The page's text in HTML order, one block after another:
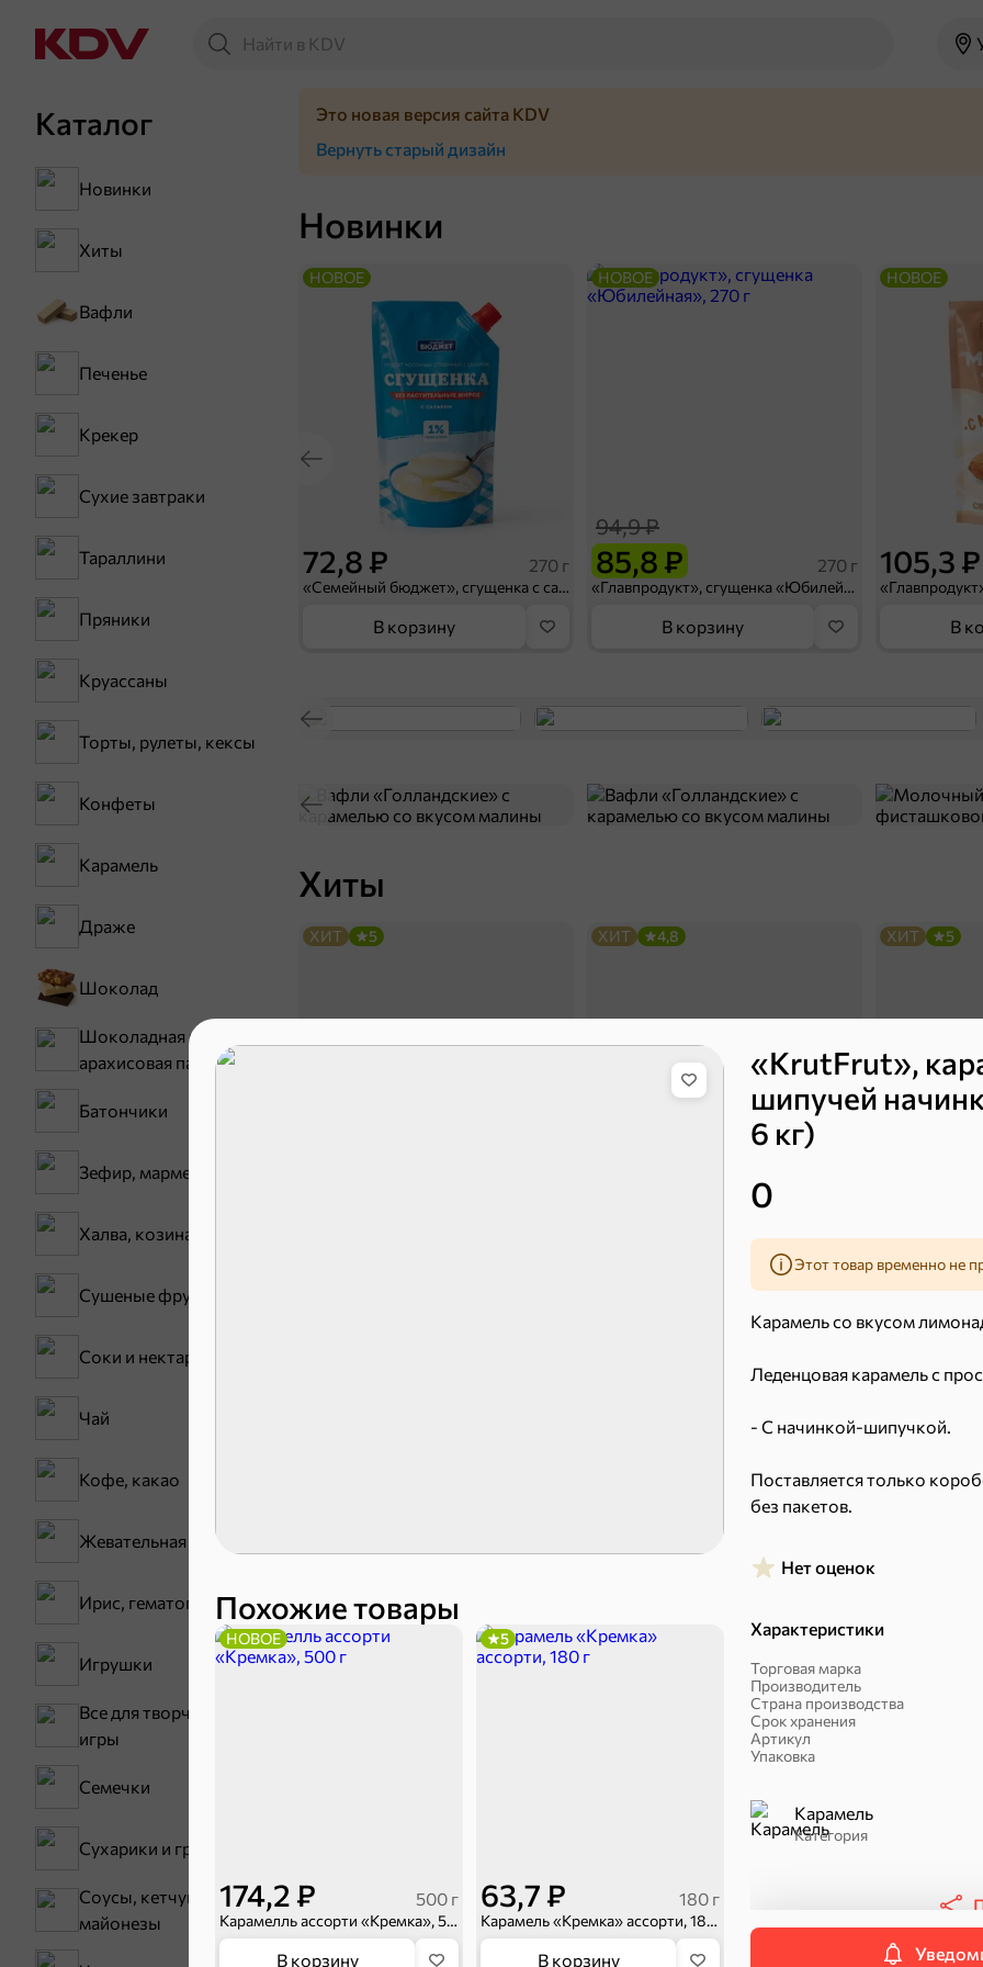
Похожие товары
174,2 ₽ 500 г
Карамелль ассорти «Кремка», 500 г
НОВОЕ
В корзину
63,7 ₽ 180 г
Карамель «Кремка» ассорти, 180 г
5
В корзину
«KrutFrut»,
шипучей
6 кг)
0
Этот товар временно не
Карамель со вкусом
Леденцовая карамель с
- С начинкой-шипучкой.
Поставляется только
без пакетов.
Нет оценок
Характеристики
Торговая марка
Производитель
Страна производства
Срок хранения
Артикул
Упаковка
Карамель
Категория
Каталог
Новинки
Хиты
Вафли
Печенье
Крекер
Сухие завтраки
Тараллини
Пряники
Круассаны
Торты, рулеты, кексы
Конфеты
Карамель
Драже
Шоколад
Шоколадная и
арахисовая паста
Батончики
Зефир, мармелад
Халва, козинаки
Сушеные фрукты
Соки и нектары
Чай
Кофе, какао
Жевательная резинка
Ирис, гематоген
Игрушки
Все для творчества,
игры
Семечки
Сухарики и гренки
Соусы, кетчупы,
майонезы
Новинки
72,8 ₽ 270 г
«Семейный бюджет», сгущенка с сахаром 1%, 270 г
НОВОЕ
В корзину
94,9 ₽
85,8 ₽ 270 г
«Главпродукт», сгущенка «Юбилейная», 270 г
НОВОЕ
В корзину
105,3 ₽
НОВОЕ
В
Хиты
ХИТ 5
Батончик «Бон-Тайм», 20 г
ХИТ 4,8 ХИТ 5
Печенье
Круассаны
Тараллини
Халва, козинаки
Это новая версия сайта KDV
Вернуть старый дизайн